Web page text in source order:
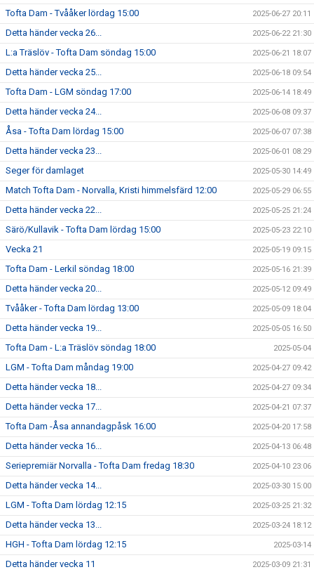
Tofta Dam - Tvååker lördag 15:00 2025-06-27 20:11
Detta händer vecka 26... 2025-06-22 21:30
L:a Träslöv - Tofta Dam söndag 15:00 2025-06-21 18:07
Detta händer vecka 25... 2025-06-18 09:54
Tofta Dam - LGM söndag 17:00 2025-06-14 18:49
Detta händer vecka 24... 2025-06-08 09:37
Åsa - Tofta Dam lördag 15:00 2025-06-07 07:38
Detta händer vecka 23... 2025-06-01 08:29
Seger för damlaget 2025-05-30 14:49
Match Tofta Dam - Norvalla, Kristi himmelsfärd 12:00 2025-05-29 06:55
Detta händer vecka 22... 2025-05-25 21:24
Särö/Kullavik - Tofta Dam lördag 15:00 2025-05-23 22:10
Vecka 21 2025-05-19 09:15
Tofta Dam - Lerkil söndag 18:00 2025-05-16 21:39
Detta händer vecka 20... 2025-05-12 09:49
Tvååker - Tofta Dam lördag 13:00 2025-05-09 18:04
Detta händer vecka 19... 2025-05-05 16:50
Tofta Dam - L:a Träslöv söndag 18:00 2025-05-04
LGM - Tofta Dam måndag 19:00 2025-04-27 09:42
Detta händer vecka 18... 2025-04-27 09:34
Detta händer vecka 17... 2025-04-21 07:37
Tofta Dam -Åsa annandagpåsk 16:00 2025-04-20 17:58
Detta händer vecka 16... 2025-04-13 06:48
Seriepremiär Norvalla - Tofta Dam fredag 18:30 2025-04-10 23:06
Detta händer vecka 14... 2025-03-30 15:00
LGM - Tofta Dam lördag 12:15 2025-03-25 21:32
Detta händer vecka 13... 2025-03-24 18:12
HGH - Tofta Dam lördag 12:15 2025-03-14
Detta händer vecka 11 2025-03-09 21:31